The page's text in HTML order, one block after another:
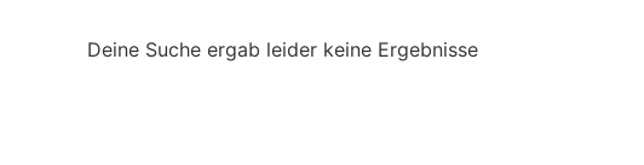
Deine Suche ergab leider keine Ergebnisse